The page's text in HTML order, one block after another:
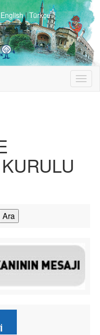
English|Türkçe